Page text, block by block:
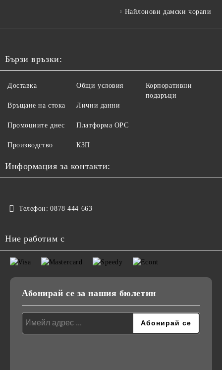
Найлонови дамски чорапи
Бързи връзки:
Доставка
Връщане на стока
Промоциите днес
Производство
Общи условия
Лични данни
Платформа ОРС
КЗП
Корпоративни
подаръци
Информация за контакти:
Телефон: 0878 444 663
Ние работим с
Абонирай се за нашия бюлетин